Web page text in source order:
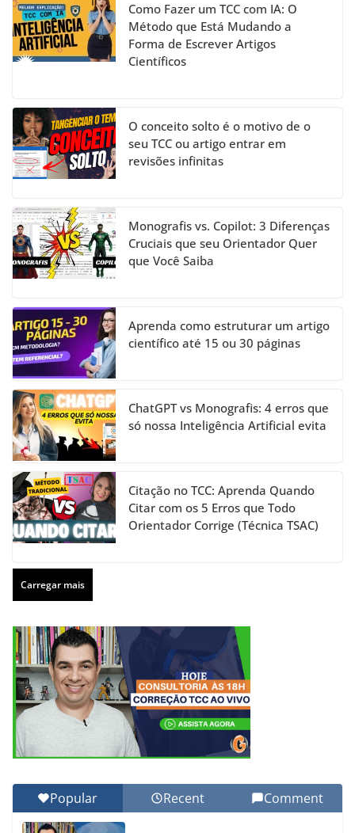
Como Fazer um TCC com IA: O
Método que Está Mudando a
Forma de Escrever Artigos
Científicos
O conceito solto é o motivo de o
seu TCC ou artigo entrar em
revisões infinitas
Monografis vs. Copilot: 3 Diferenças
Cruciais que seu Orientador Quer
que Você Saiba
Aprenda como estruturar um artigo
científico até 15 ou 30 páginas
ChatGPT vs Monografis: 4 erros que
só nossa Inteligência Artificial evita
Citação no TCC: Aprenda Quando
Citar com os 5 Erros que Todo
Orientador Corrige (Técnica TSAC)
Carregar mais
Popular Recent Comment